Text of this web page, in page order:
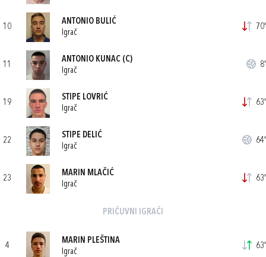
10
ANTONIO BULIĆ
Igrač
70'
11
ANTONIO KUNAC (C)
Igrač
8'
19
STIPE LOVRIĆ
Igrač
63'
22
STIPE DELIĆ
Igrač
64'
23
MARIN MLAČIĆ
Igrač
63'
PRIČUVNI IGRAČI
4
MARIN PLEŠTINA
Igrač
63'